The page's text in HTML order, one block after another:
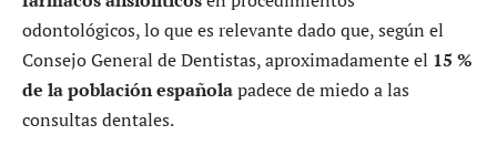
odontológicos, lo que es relevante dado que, según el
Consejo General de Dentistas, aproximadamente el 15 %
de la población españolapadece de miedo a las
consultas dentales.